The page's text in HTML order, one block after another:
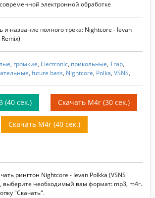
электронной обработке
и название полного трека: Nightcore - Ievan
Remix)
, громкие, Electronic, прикольные, Trap,
, future bass, Nightcore, Polka, VSNS,
(40 сек.) Скачать M4r (30 сек.)
Скачать M4r (40 сек.)
рингтон Nightcore - Ievan Polkka (VSNS
выберите необходимый вам формат: mp3, m4r.
"Скачать".